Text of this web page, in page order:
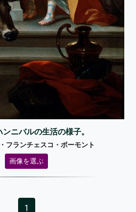
ンニバルの生活の様子。
フランチェスコ・ボーモント
画像を選ぶ
1